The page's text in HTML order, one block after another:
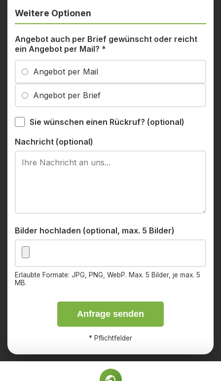
Weitere Optionen
Angebot auch per Brief gewünscht oder reicht
ein Angebot per Mail? *
Angebot per Mail
Angebot per Brief
Sie wünschen einen Rückruf? (optional)
Nachricht (optional)
Bilder hochladen (optional, max. 5 Bilder)
Erlaubte Formate: JPG, PNG, WebP. Max. 5 Bilder, je max. 5
MB.
Anfrage senden
* Pflichtfelder